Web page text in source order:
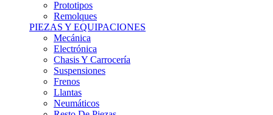
PIEZAS Y EQUIPACIONES
Mecánica
Electrónica
Chasis Y Carrocería
Suspensiones
Frenos
Llantas
Neumáticos
Resto De Piezas
ANUNCIOS DE COMPRA